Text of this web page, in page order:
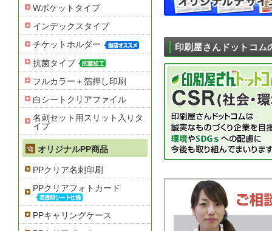
印刷屋さんドットコム
Wポケットタイプ
インデックスタイプ
チケットホルダー
抗菌タイプ
フルカラー＋箔押し印刷
白シートクリアファイル
名刺セット用スリット入りタ
イプ
オリジナルPP商品
PPクリア名刺印刷
PPクリアフォトカード
PPキャリングケース